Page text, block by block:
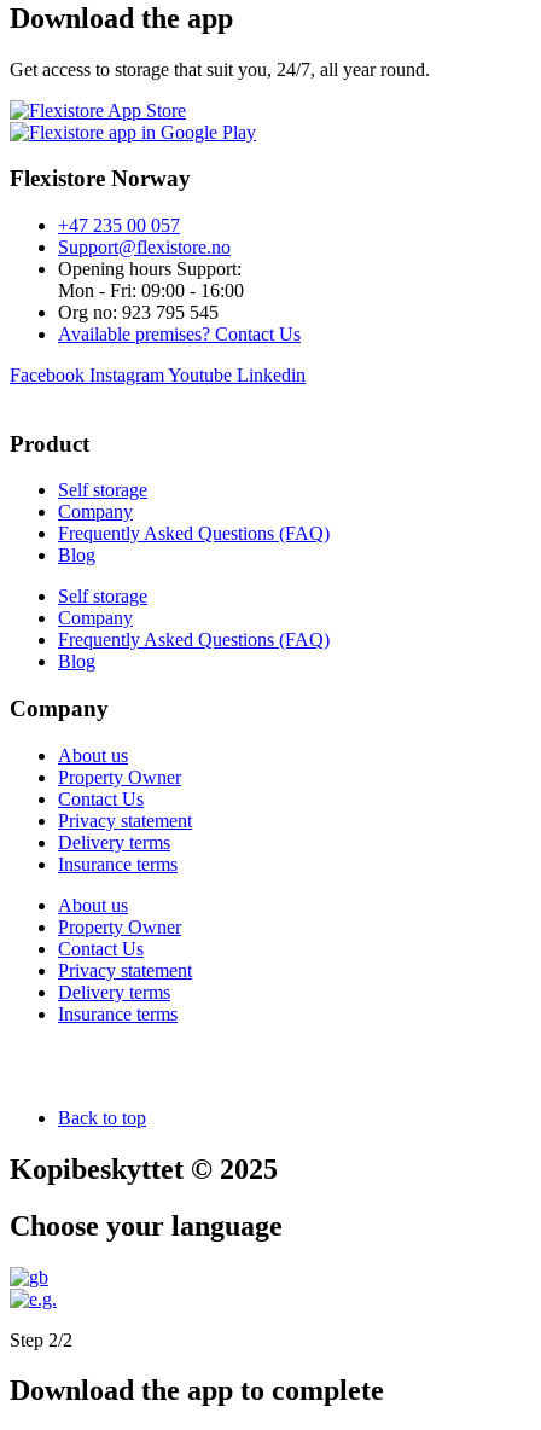
Download the app
Get access to storage that suit you, 24/7, all year round.
Flexistore Norway
+47 235 00 057
Support@flexistore.no
Opening hours Support:
Mon - Fri: 09:00 - 16:00
Org no: 923 795 545
Available premises? Contact Us
Facebook InstagramYoutube Linkedin
Product
Self storage
Company
Frequently Asked Questions (FAQ)
Blog
Self storage
Company
Frequently Asked Questions (FAQ)
Blog
Company
About us
Property Owner
Contact Us
Privacy statement
Delivery terms
Insurance terms
About us
Property Owner
Contact Us
Privacy statement
Delivery terms
Insurance terms
Back to top
Kopibeskyttet © 2025
Choose your language
Step 2/2
Download the app to complete